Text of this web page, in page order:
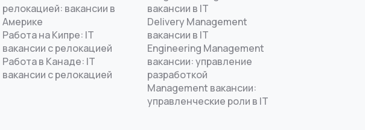
релокацией: вакансии в
Америке
Работа на Кипре: IT
вакансии с релокацией
Работа в Канаде: IT
вакансии с релокацией
вакансии в IT
Delivery Management
вакансии в IT
Engineering Management
вакансии: управление
разработкой
Management вакансии:
управленческие роли в IT